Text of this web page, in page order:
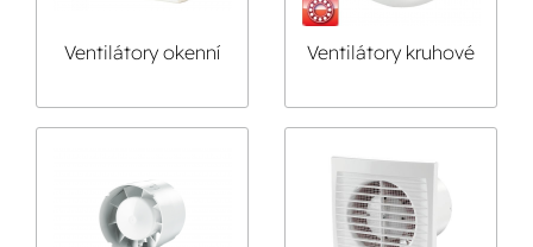
Ventilátory okenní Ventilátory kruhové